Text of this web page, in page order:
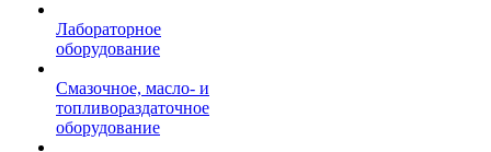
Лабораторное
оборудование
Смазочное, масло- и
топливораздаточное
оборудование